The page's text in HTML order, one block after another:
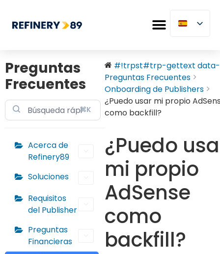
Preguntas
Frecuentes
⌘K
Acerca de
Refinery89
Soluciones
Requisitos
del Publisher
Preguntas
Financieras
#!trpst#trp-gettext data-
Preguntas Frecuentes
Onboarding de Publishers
¿Puedo usar mi propio
como backfill?
¿Puedo
mi propio
AdSense
como
backfill?